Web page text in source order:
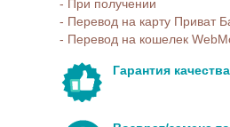
- При получении
- Перевод на карту Приват
- Перевод на кошелек
Гарантия качества